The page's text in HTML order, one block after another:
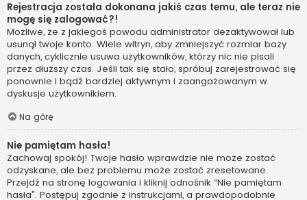
Rejestracja została dokonana jakiś czas temu, ale teraz nie
mogę się zalogować?!
Możliwe, że z jakiegoś powodu administrator dezaktywował lub
usunął twoje konto. Wiele witryn, aby zmniejszyć rozmiar bazy
danych, cyklicznie usuwa użytkowników, którzy nic nie pisali
przez dłuższy czas. Jeśli tak się stało, spróbuj zarejestrować się
ponownie i bądź bardziej aktywnym i zaangażowanym w
dyskusje użytkownikiem.
Na górę
Nie pamiętam hasła!
Zachowaj spokój! Twoje hasło wprawdzie nie może zostać
odzyskane, ale bez problemu może zostać zresetowane.
Przejdź na stronę logowania i kliknij odnośnik “Nie pamiętam
hasła”. Postępuj zgodnie z instrukcjami, a prawdopodobnie